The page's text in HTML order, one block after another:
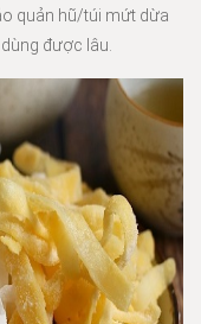
quản hũ/túi mứt dừa
được lâu.